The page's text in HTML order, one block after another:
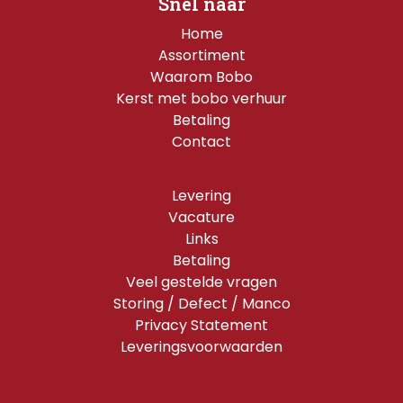
Home
Assortiment
Waarom Bobo
Kerst met bobo verhuur
Betaling
Contact
Levering
Vacature
Links
Betaling
Veel gestelde vragen
Storing / Defect / Manco
Privacy Statement
Leveringsvoorwaarden